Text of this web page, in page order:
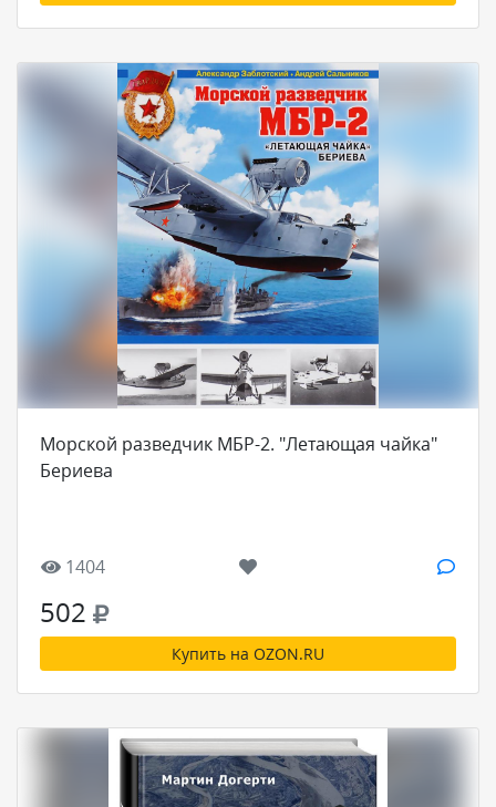
Морской разведчик МБР-2. "Летающая чайка"
Бериева
1404
502
Купить на OZON.RU